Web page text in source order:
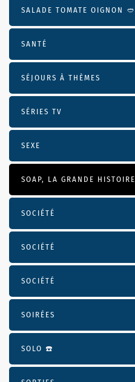
SALADE TOMATE OIGNON 🥙
SANTÉ
SÉJOURS À THÈMES
SÉRIES TV
SEXE
SOAP, LA GRANDE HISTOIRE
SOCIÉTÉ
SOCIÉTÉ
SOCIÉTÉ
SOIRÉES
SOLO ☎️